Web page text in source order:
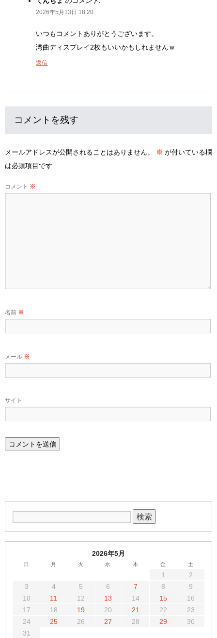
2026年5月13日 18:20
いつもコメントありがとうございます。
湾曲ディスプレイ2枚もいいかもしれませんｗ
返信
コメントを残す
メールアドレスが公開されることはありません。 ※ が付いている欄
は必須項目です
コメント ※
名前 ※
メール ※
サイト
2026年5月
日 月 火 水 木 金 土
1
2
3
4 5 6 7 8
9
10
11 12 13 14 15
16
17
18 19 20 21 22
23
24
25 26 27 28 29
30
31